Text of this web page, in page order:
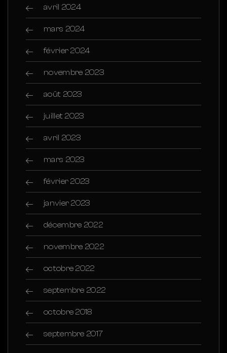
avril 2024
mars 2024
février 2024
novembre 2023
août 2023
juillet 2023
avril 2023
mars 2023
février 2023
janvier 2023
décembre 2022
novembre 2022
octobre 2022
septembre 2022
octobre 2018
septembre 2017